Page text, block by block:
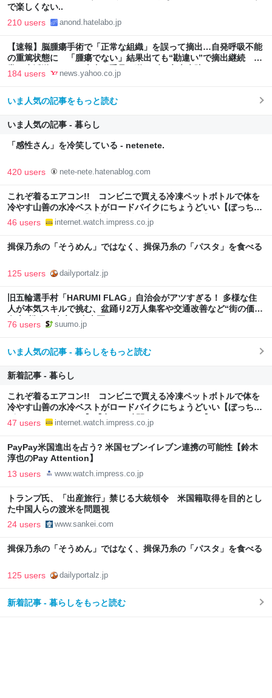
で楽しくない..
210 users anond.hatelabo.jp
【速報】脳腫瘍手術で「正常な組織」を誤って摘出…自発呼吸不能
の重篤状態に 「腫瘍でない」結果出ても“勘違い”で摘出継続 通
常の生活送っていた患者が手足も動かず 京大病院（MBSニュー
ス） - Yahoo!ニュース
184 users news.yahoo.co.jp
いま人気の記事をもっと読む
いま人気の記事 - 暮らし
「感性さん」を冷笑している - netenete.
420 users nete-nete.hatenablog.com
これぞ着るエアコン!! コンビニで買える冷凍ペットボトルで体を
冷やす山善の水冷ベストがロードバイクにちょうどいい【ぼっち・
ざ・ろーど！その14】【空いた時間でなにしてる？】
46 users internet.watch.impress.co.jp
揖保乃糸の「そうめん」ではなく、揖保乃糸の「パスタ」を食べる
125 users dailyportalz.jp
旧五輪選手村「HARUMI FLAG」自治会がアツすぎる！ 多様な住
人が本気スキルで挑む、盆踊り2万人集客や交通改善など“街の価値
向上”戦略 東京・中央区
76 users suumo.jp
いま人気の記事 - 暮らしをもっと読む
新着記事 - 暮らし
これぞ着るエアコン!! コンビニで買える冷凍ペットボトルで体を
冷やす山善の水冷ベストがロードバイクにちょうどいい【ぼっち・
ざ・ろーど！その14】【空いた時間でなにしてる？】
47 users internet.watch.impress.co.jp
PayPay米国進出を占う? 米国セブンイレブン連携の可能性【鈴木
淳也のPay Attention】
13 users www.watch.impress.co.jp
トランプ氏、「出産旅行」禁じる大統領令 米国籍取得を目的とし
た中国人らの渡米を問題視
24 users www.sankei.com
揖保乃糸の「そうめん」ではなく、揖保乃糸の「パスタ」を食べる
125 users dailyportalz.jp
新着記事 - 暮らしをもっと読む